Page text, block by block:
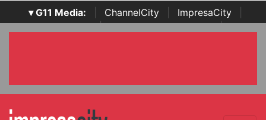
▾ G11 Media: ChannelCity ImpresaCity
SecurityOpenLab | Italian Channel Awards | Italian